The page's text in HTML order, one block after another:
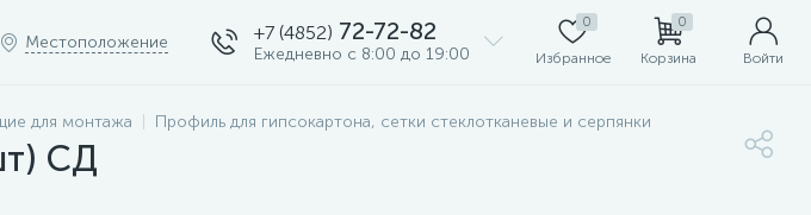
Местоположение +7 (4852) 72-72-82
Ежедневно с 8:00 до 19:00
0
Избранное
0
Корзина Войти
для монтажа Профиль для гипсокартона, сетки стеклотканевые и серпянки
СД